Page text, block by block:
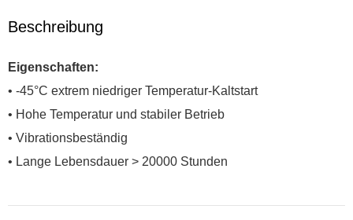
Beschreibung
Eigenschaften:
• -45°C extrem niedriger Temperatur-Kaltstart
• Hohe Temperatur und stabiler Betrieb
• Vibrationsbeständig
• Lange Lebensdauer > 20000 Stunden